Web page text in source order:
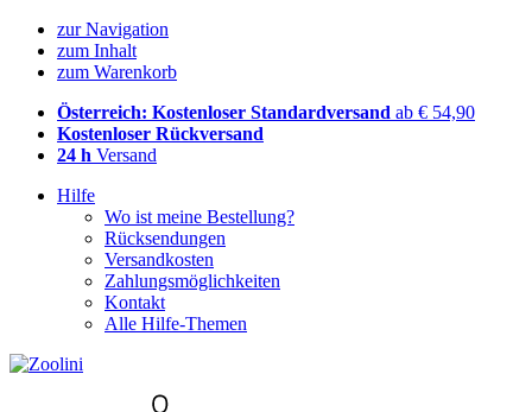
zur Navigation
zum Inhalt
zum Warenkorb
Österreich: Kostenloser Standardversand ab € 54,90
Kostenloser Rückversand
24 h Versand
Hilfe
Wo ist meine Bestellung?
Rücksendungen
Versandkosten
Zahlungsmöglichkeiten
Kontakt
Alle Hilfe-Themen